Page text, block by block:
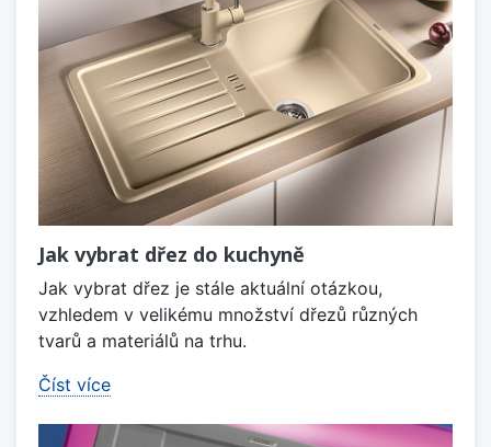
Jak vybrat dřez do kuchyně
Jak vybrat dřez je stále aktuální otázkou,
vzhledem v velikému množství dřezů různých
tvarů a materiálů na trhu.
Číst více